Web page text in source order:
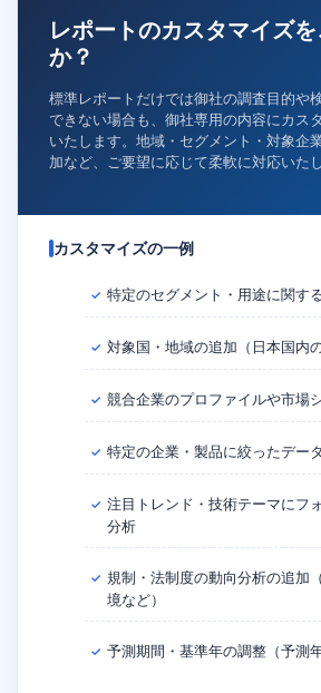
レポートのカスタマイズ
か？
標準レポートだけでは御社の調査目的や
できない場合も、御社専用の内容にカス
いたします。地域・セグメント・対象企
加など、ご要望に応じて柔軟に対応いたし
カスタマイズの一例
✓ 特定のセグメント・用途に関す
✓ 対象国・地域の追加（日本国内
✓ 競合企業のプロファイルや市場
✓ 特定の企業・製品に絞ったデー
✓ 注目トレンド・技術テーマにフ
分析
✓ 規制・法制度の動向分析の追加
境など）
✓ 予測期間・基準年の調整（予測